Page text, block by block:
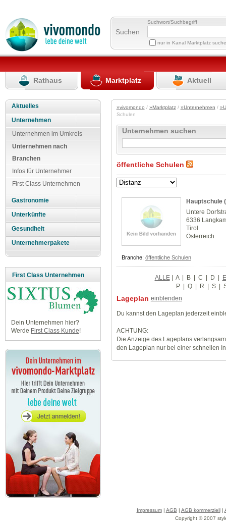
Suchen
Suchwort/Suchbegriff
nur in Kanal Marktplatz
Rathaus Marktplatz Aktuell
Aktuelles
Unternehmen
Unternehmen im Umkreis
Unternehmen nach
Branchen
Infos für Unternehmer
First Class Unternehmen
Gastronomie
Unterkünfte
Gesundheit
Unternehmerpakete
First Class Unternehmen
Dein Unternehmen hier?
Werde First Class Kunde!
»vivomondo / »Marktplatz/ »Unternehmen /
Schulen
Unternehmen suchen
öffentliche Schulen
Hauptschule
Untere
6336
Tirol
Österreich
Branche: öffentliche Schulen
ALLE| A | B | C | D | E
P | Q | R | S |
Lageplan einblenden
Du kannst den Lageplan jederzeit
ACHTUNG:
Die Anzeige des Lageplans
den Lageplan nur bei einer schnellen
Impressum| AGB | AGB kommerziell|
Copyright © 2007